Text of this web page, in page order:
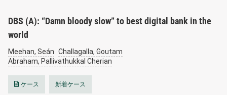
DBS (A): “Damn bloody slow” to best digital bank in the
world
Meehan, Seán Challagalla, Goutam
Abraham, Pallivathukkal Cherian
ケース 新着ケース